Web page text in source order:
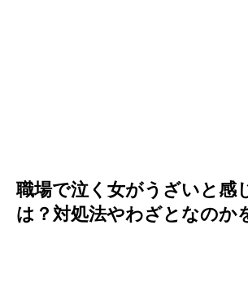
職場で泣く女がうざいと感
は？対処法やわざとなのか